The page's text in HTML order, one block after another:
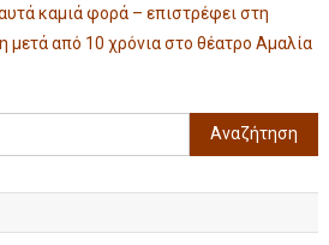
καμιά φορά – επιστρέφει στη
μετά από 10 χρόνια στο θέατρο Αμαλία